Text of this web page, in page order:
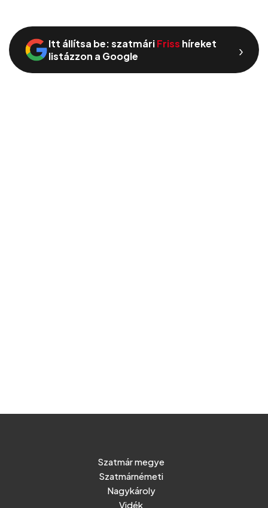
Itt állítsa be: szatmáriFriss híreket
listázzon a Google
›
Szatmár megye
Szatmárnémeti
Nagykároly
Vidék